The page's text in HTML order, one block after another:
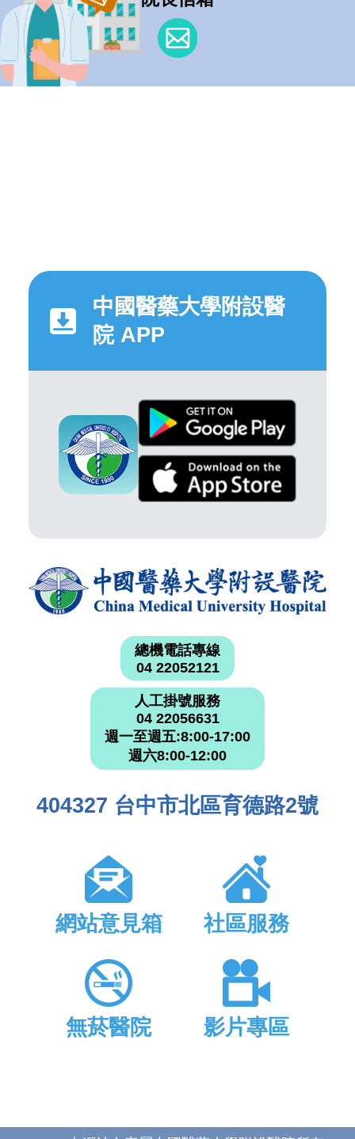
中國醫藥大學附設醫
院 APP
總機電話專線
04 22052121
人工掛號服務
04 22056631
週一至週五:8:00-17:00
週六8:00-12:00
404327 台中市北區育德路2號
網站意見箱 社區服務
無菸醫院 影片專區